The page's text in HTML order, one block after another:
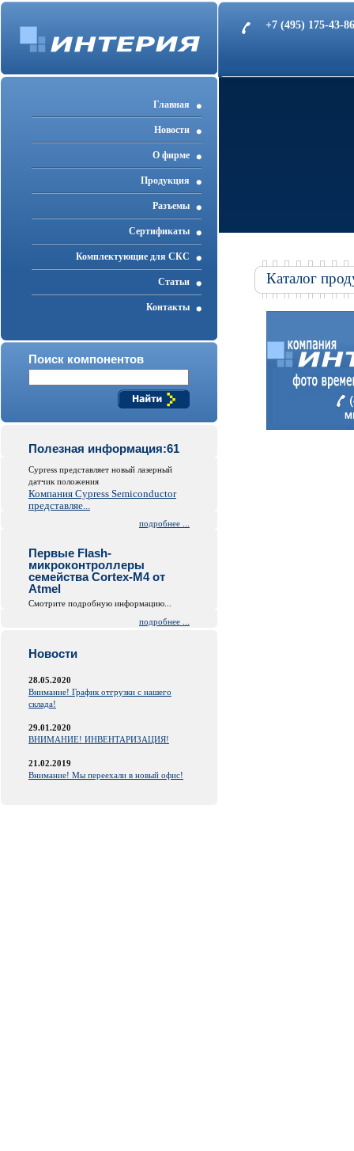
+7 (495) 175-43-
Главная
Новости
О фирме
Продукция
Разъемы
Cертификаты
Комплектующие для СКС
Статьи
Контакты
Поиск компонентов
Полезная информация:61
Cypress представляет новый лазерный
датчик положения
Компания Cypress Semiconductor
представляе...
подробнее ...
Первые Flash-
микроконтроллеры
семейства Cortex-M4 от
Atmel
Смотрите подробную информацию...
подробнее ...
Новости
28.05.2020
Внимание! График отгрузки с нашего
склада!
29.01.2020
ВНИМАНИЕ! ИНВЕНТАРИЗАЦИЯ!
21.02.2019
Внимание! Мы переехали в новый офис!
Каталог